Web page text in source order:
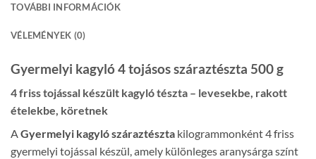
TOVÁBBI INFORMÁCIÓK
VÉLEMÉNYEK (0)
Gyermelyi kagyló 4 tojásos száraztészta 500 g
4 friss tojással készült kagyló tészta – levesekbe, rakott
ételekbe, köretnek
AGyermelyi kagyló száraztészta kilogrammonként 4 friss
gyermelyi tojással készül, amely különleges aranysárga színt